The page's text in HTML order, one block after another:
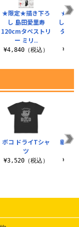
★限定★描き下ろ
し 島田愛里寿
120cmタペストリ
ー ミリ..
¥4,840（税込）
★限
し 西
タペ
ボコ ドライTシャ
ツ
¥3,520（税込）
継続